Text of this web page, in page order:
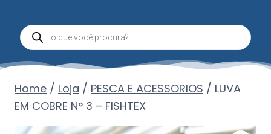
Home / Loja / PESCA E ACESSORIOS / LUVA
EM COBRE N° 3 – FISHTEX